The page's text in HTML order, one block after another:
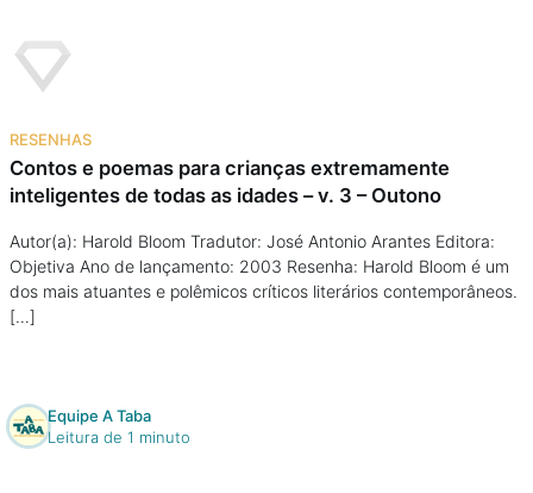
RESENHAS
Contos e poemas para crianças extremamente
inteligentes de todas as idades – v. 3 – Outono
Autor(a): Harold Bloom Tradutor: José Antonio Arantes Editora:
Objetiva Ano de lançamento: 2003 Resenha: Harold Bloom é um
dos mais atuantes e polêmicos críticos literários contemporâneos.
[…]
Equipe A Taba
Leitura de 1 minuto